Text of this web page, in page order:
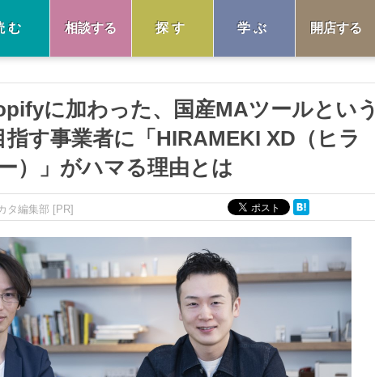
む 相談する 探す 学ぶ 開店する
に加わった、国産MAツールという
す事業者に「HIRAMEKI XD（ヒラ
）」がハマる理由とは
タ編集部 [PR]